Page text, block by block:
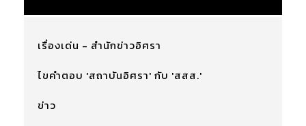
เรื่องเด่น - สำนักข่าวอิศรา
ไขคำตอบ 'สถาบันอิศรา' กับ 'สสส.'
ข่าว